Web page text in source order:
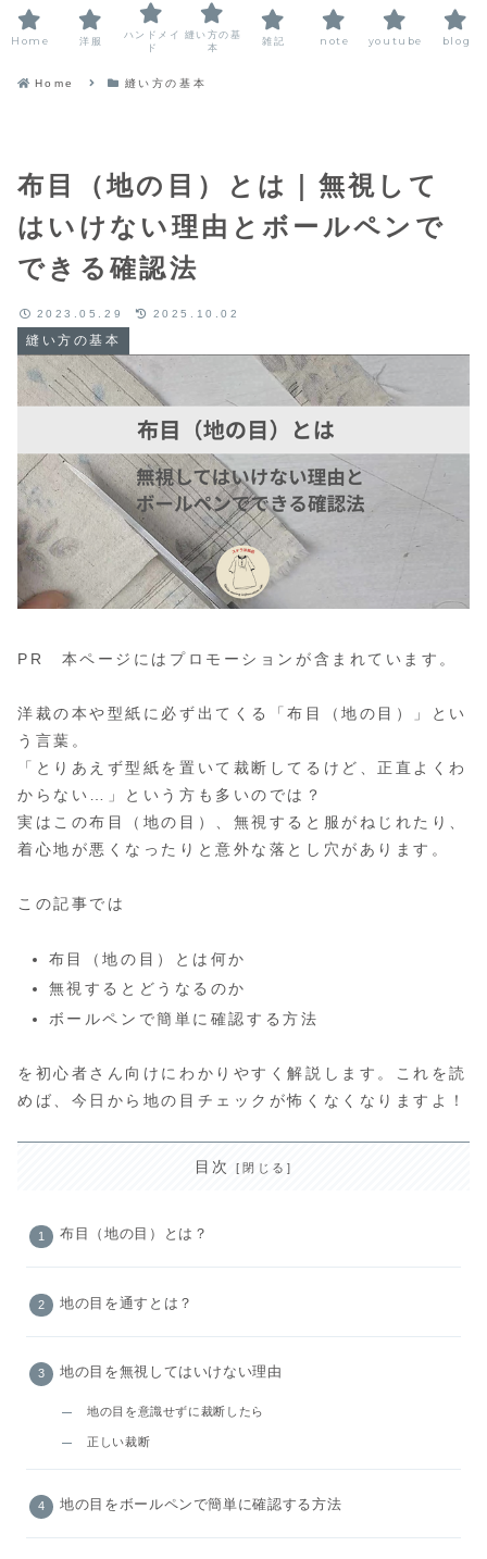
Home 縫い方の基本
布目（地の目）とは｜無視して
はいけない理由とボールペンで
できる確認法
縫い方の基本
2023.05.29 2025.10.02
PR 本ページにはプロモーションが含まれています。
洋裁の本や型紙に必ず出てくる「布目（地の目）」とい
う言葉。
「とりあえず型紙を置いて裁断してるけど、正直よくわ
からない…」という方も多いのでは？
実はこの布目（地の目）、無視すると服がねじれたり、
着心地が悪くなったりと意外な落とし穴があります。
この記事では
布目（地の目）とは何か
無視するとどうなるのか
ボールペンで簡単に確認する方法
を初心者さん向けにわかりやすく解説します。これを読
めば、今日から地の目チェックが怖くなくなりますよ！
目次
布目（地の目）とは？
地の目を通すとは？
地の目を無視してはいけない理由
地の目を意識せずに裁断したら
正しい裁断
地の目をボールペンで簡単に確認する方法
Home 洋服
ハンドメイ
ド
縫い方の基
本
雑記 note youtube blog